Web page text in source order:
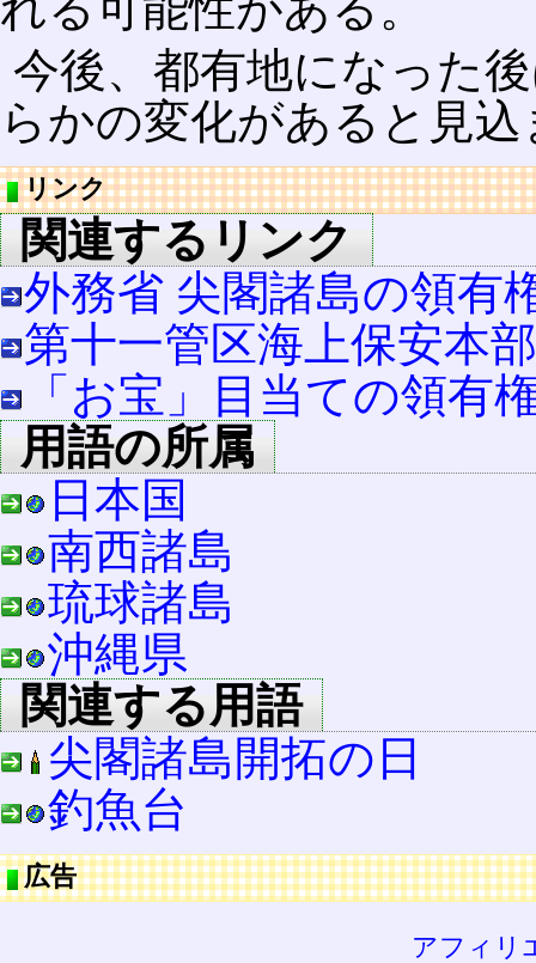
今後、都有地になった
らかの変化があると見
リンク
関連するリンク
外務省 尖閣諸島の領有
第十一管区海上保安本
「お宝」目当ての領有
用語の所属
日本国
南西諸島
琉球諸島
沖縄県
関連する用語
尖閣諸島開拓の日
釣魚台
広告
アフィリ